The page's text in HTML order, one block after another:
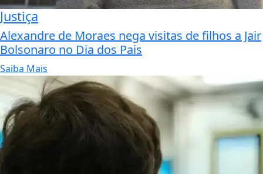
Justiça
Alexandre de Moraes nega visitas de filhos a Jair
Bolsonaro no Dia dos Pais
Saiba Mais